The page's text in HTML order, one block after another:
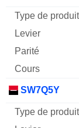
SW7Q5Y